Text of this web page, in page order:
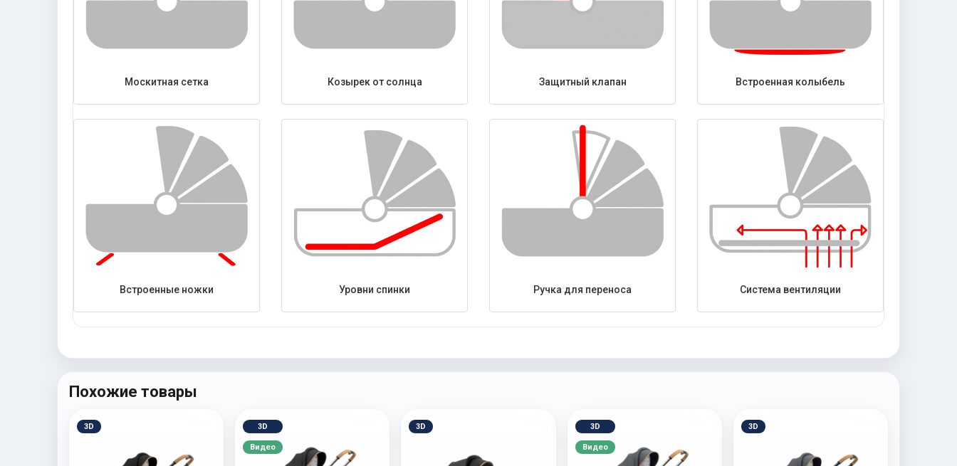
Москитная сетка Козырек от солнца Защитный клапан Встроенная колыбель
Встроенные ножки Уровни спинки Ручка для переноса Система вентиляции
Похожие товары
3D 3D
Видео
3D 3D
Видео
3D